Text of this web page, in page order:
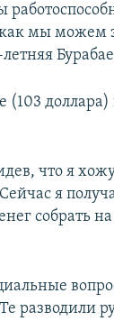
мы можем
(103 доллара)
что я
я
собрать
разводили